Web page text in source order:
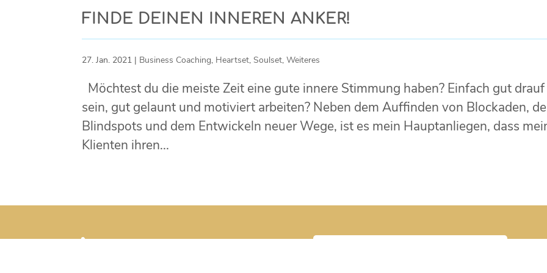
FINDE DEINEN INNEREN ANKER!
27. Jan. 2021 | Business Coaching, Heartset, Soulset,Weiteres
Möchtest du die meiste Zeit eine gute innere Stimmung haben? Einfach gut drauf
sein, gut gelaunt und motiviert arbeiten? Neben dem Auffinden von Blockaden,
Blindspots und dem Entwickeln neuer Wege, ist es mein Hauptanliegen, dass
Klienten ihren...
+49 171 28 16 289Telefonnummer